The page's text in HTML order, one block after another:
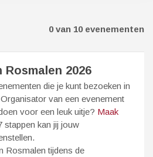
0 van 10 evenementen
2026
die je kunt bezoeken in
van een evenement
voor een leuk uitje? Maak
stappen kan jij jouw
Rosmalen tijdens de